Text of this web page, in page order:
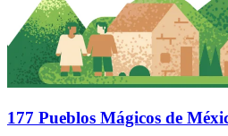
177 Pueblos Mágicos de